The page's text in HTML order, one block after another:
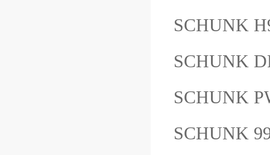
SCHUNK
SCHUNK
SCHUNK
SCHUNK